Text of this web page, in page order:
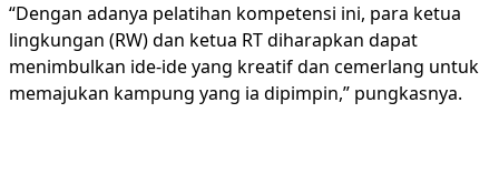
“Dengan adanya pelatihan kompetensi ini, para ketua
lingkungan (RW) dan ketua RT diharapkan dapat
menimbulkan ide-ide yang kreatif dan cemerlang untuk
memajukan kampung yang ia dipimpin,” pungkasnya.